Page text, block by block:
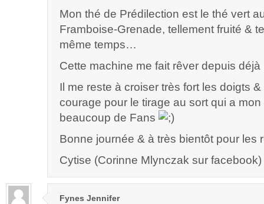
Mon thé de Prédilection est le thé vert
Framboise-Grenade, tellement fruité &
même temps…
Cette machine me fait rêver depuis
Il me reste à croiser très fort les doigts
courage pour le tirage au sort qui a
beaucoup de Fans
Bonne journée & à très bientôt pour les
Cytise (Corinne Mlynczak sur facebook)
Fynes Jennifer